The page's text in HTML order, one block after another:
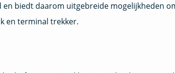
biedt daarom uitgebreide mogelijkheden
en terminal trekker.